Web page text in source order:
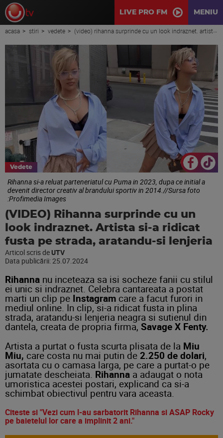
LIVE PRO FM MENIU
acasa stiri vedete (video) rihanna surprinde cu un look indraznet. artista si-a ridicat fusta pe strada, aratandu-si lenjeria
Vedete
Rihanna si-a reluat parteneriatul cu Puma in 2023, dupa ce initial a
devenit director creativ al brandului sportiv in 2014.//Sursa foto
:Profimedia Images
(VIDEO) Rihanna surprinde cu un
look indraznet. Artista si-a ridicat
fusta pe strada, aratandu-si lenjeria
Articol scris de UTV
Data publicării:25.07.2024
Rihanna nu inceteaza sa isi socheze fanii cu stilul
ei unic si indraznet. Celebra cantareata a postat
marti un clip pe Instagram care a facut furori in
mediul online. In clip, si-a ridicat fusta in plina
strada, aratandu-si lenjeria neagra si sutienul din
dantela, creata de propria firma, Savage X Fenty.
Artista a purtat o fusta scurta plisata de la Miu
Miu, care costa nu mai putin de 2.250 de dolari,
asortata cu o camasa larga, pe care a purtat-o pe
jumatate descheiata. Rihanna a adaugat o nota
umoristica acestei postari, explicand ca si-a
schimbat obiectivul pentru vara aceasta.
Citeste si "Vezi cum l-au sarbatorit Rihanna si ASAP Rocky
pe baietelul lor care a implinit 2 ani."